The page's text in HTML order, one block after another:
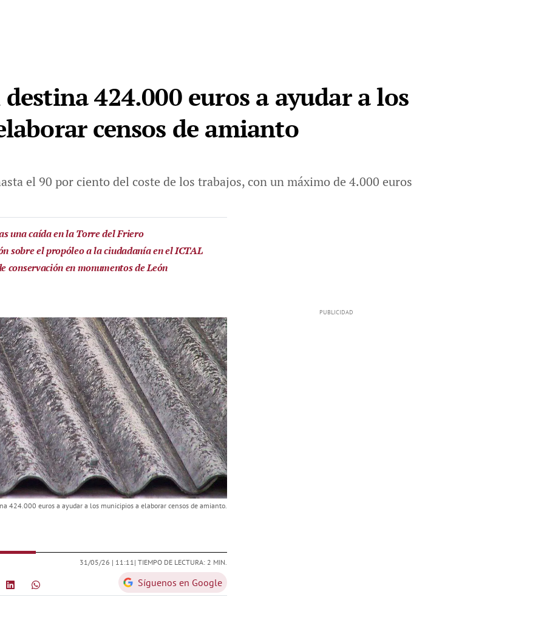
424.000 euros a ayudar a los
censos de amianto
el 90 por ciento del coste de los trabajos, con un máximo de 4.000 euros
una caída en la Torre del Friero
sobre el propóleo a la ciudadanía en el ICTAL
conservación en monumentos de León
424.000 euros a ayudar a los municipios a elaborar censos de amianto.
31/05/26 | 11:11| TIEMPO DE LECTURA: 2 MIN.
Síguenos en Google